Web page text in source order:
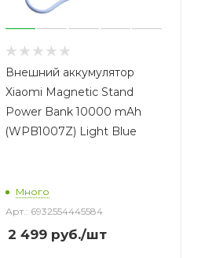
Внешний аккумулятор
Xiaomi Magnetic Stand
Power Bank 10000 mAh
(WPB1007Z) Light Blue
Много
Арт.: 6932554445584
2 499руб./шт